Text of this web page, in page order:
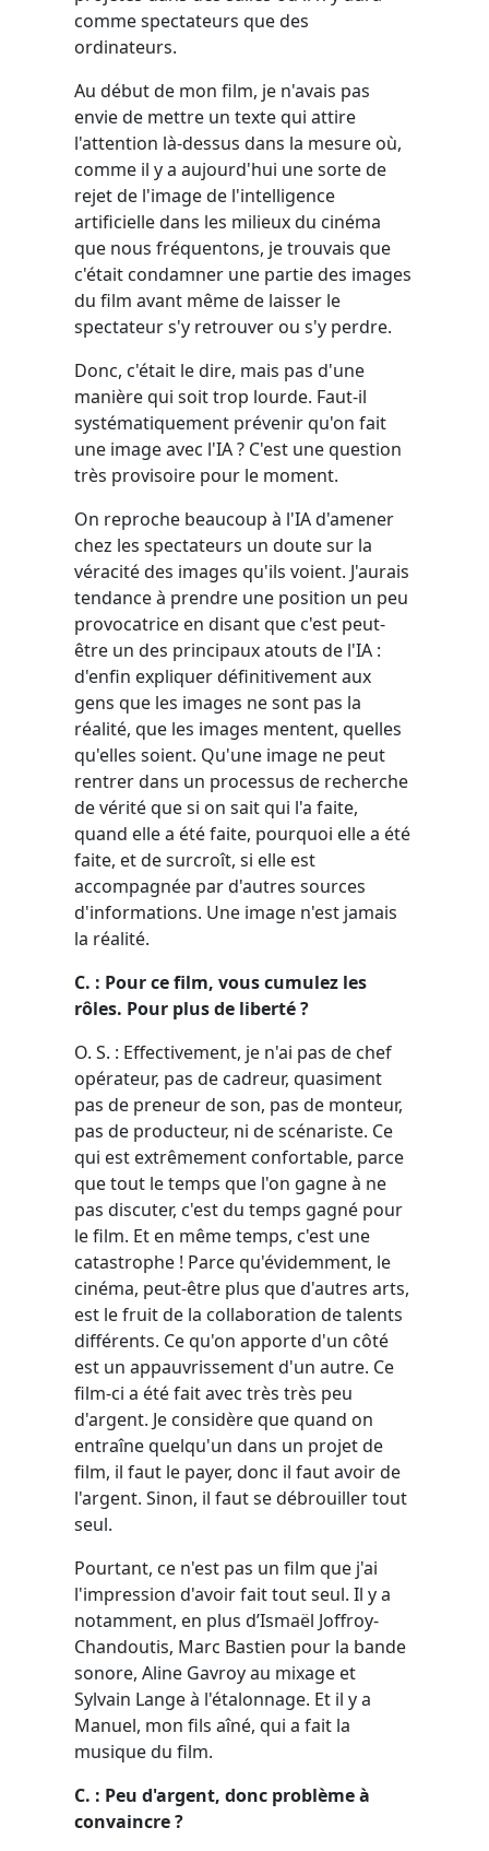
comme spectateurs que des
ordinateurs.
Au début de mon film, je n'avais pas
envie de mettre un texte qui attire
l'attention là-dessus dans la mesure où,
comme il y a aujourd'hui une sorte de
rejet de l'image de l'intelligence
artificielle dans les milieux du cinéma
que nous fréquentons, je trouvais que
c'était condamner une partie des images
du film avant même de laisser le
spectateur s'y retrouver ou s'y perdre.
Donc, c'était le dire, mais pas d'une
manière qui soit trop lourde. Faut-il
systématiquement prévenir qu'on fait
une image avec l'IA ? C'est une question
très provisoire pour le moment.
On reproche beaucoup à l'IA d'amener
chez les spectateurs un doute sur la
véracité des images qu'ils voient. J'aurais
tendance à prendre une position un peu
provocatrice en disant que c'est peut-
être un des principaux atouts de l'IA :
d'enfin expliquer définitivement aux
gens que les images ne sont pas la
réalité, que les images mentent, quelles
qu'elles soient. Qu'une image ne peut
rentrer dans un processus de recherche
de vérité que si on sait qui l'a faite,
quand elle a été faite, pourquoi elle a été
faite, et de surcroît, si elle est
accompagnée par d'autres sources
d'informations. Une image n'est jamais
la réalité.
C. : Pour ce film, vous cumulez les
rôles. Pour plus de liberté ?
O. S. : Effectivement, je n'ai pas de chef
opérateur, pas de cadreur, quasiment
pas de preneur de son, pas de monteur,
pas de producteur, ni de scénariste. Ce
qui est extrêmement confortable, parce
que tout le temps que l'on gagne à ne
pas discuter, c'est du temps gagné pour
le film. Et en même temps, c'est une
catastrophe ! Parce qu'évidemment, le
cinéma, peut-être plus que d'autres arts,
est le fruit de la collaboration de talents
différents. Ce qu'on apporte d'un côté
est un appauvrissement d'un autre. Ce
film-ci a été fait avec très très peu
d'argent. Je considère que quand on
entraîne quelqu'un dans un projet de
film, il faut le payer, donc il faut avoir de
l'argent. Sinon, il faut se débrouiller tout
seul.
Pourtant, ce n'est pas un film que j'ai
l'impression d'avoir fait tout seul. Il y a
notamment, en plus d’Ismaël Joffroy-
Chandoutis, Marc Bastien pour la bande
sonore, Aline Gavroy au mixage et
Sylvain Lange à l'étalonnage. Et il y a
Manuel, mon fils aîné, qui a fait la
musique du film.
C. : Peu d'argent, donc problème à
convaincre ?